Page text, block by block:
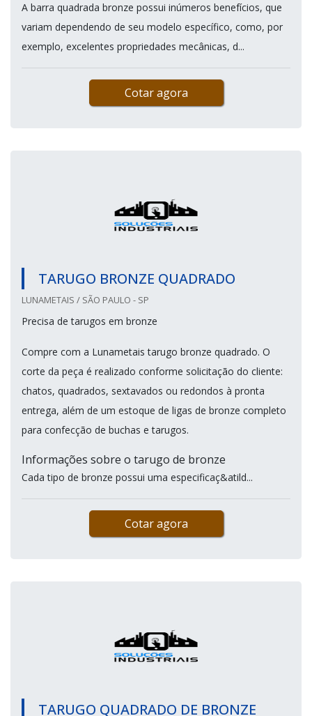
A barra quadrada bronze possui inúmeros benefícios, que
variam dependendo de seu modelo específico, como, por
exemplo, excelentes propriedades mecânicas, d...
Cotar agora
TARUGO BRONZE QUADRADO
LUNAMETAIS / SÃO PAULO - SP
Precisa de tarugos em bronze
Compre com a Lunametais tarugo bronze quadrado. O
corte da peça é realizado conforme solicitação do cliente:
chatos, quadrados, sextavados ou redondos à pronta
entrega, além de um estoque de ligas de bronze completo
para confecção de buchas e tarugos.
Informações sobre o tarugo de bronze
Cada tipo de bronze possui uma especificaç&atild...
Cotar agora
TARUGO QUADRADO DE BRONZE